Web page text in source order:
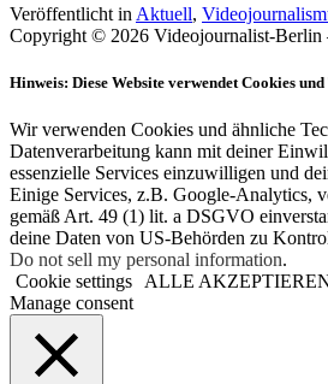
Veröffentlicht in Aktuell,
Copyright © 2026 Videojournalist-Berlin
Hinweis: Diese Website verwendet Cookies
Wir verwenden Cookies und ähnliche
Datenverarbeitung kann mit deiner
essenzielle Services einzuwilligen und
Einige Services, z.B. Google-Analytics,
gemäß Art. 49 (1) lit. a DSGVO
deine Daten von US-Behörden zu
Do not sell my personal information.
Cookie settings
ALLE
Manage consent